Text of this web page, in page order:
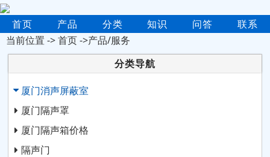
首页 产品 分类 知识 问答
联系
当前位置 ->首页->产品/服务
分类导航
厦门消声屏蔽室
厦门隔声罩
厦门隔声箱价格
隔声门